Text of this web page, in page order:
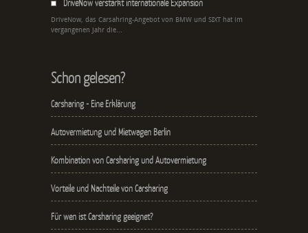
DriveNow verstärkt internationale Expansion
DriveNow, das Carsahring-Angebot von BMW und SIXT hat im
vergangenen Jahr die...
Schon gelesen?
Carsharing - Eine Erklärung
Autovermietung und Mietwagen Berlin
Kombination von Carsharing und Autovermietung
Vorteile und Nachteile von Carsharing
Für wen ist Carsharing geeignet?